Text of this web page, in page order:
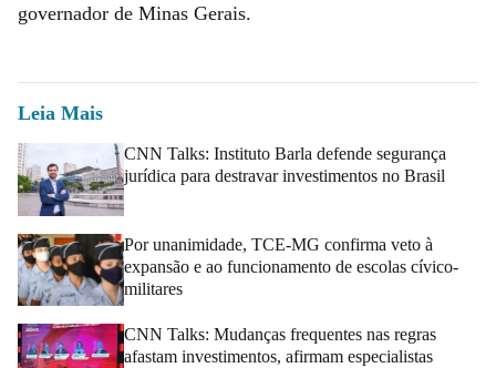
governador de Minas Gerais.
Leia Mais
CNN Talks: Instituto Barla defende segurança
jurídica para destravar investimentos no Brasil
Por unanimidade, TCE-MG confirma veto à
expansão e ao funcionamento de escolas cívico-
militares
CNN Talks: Mudanças frequentes nas regras
afastam investimentos, afirmam especialistas